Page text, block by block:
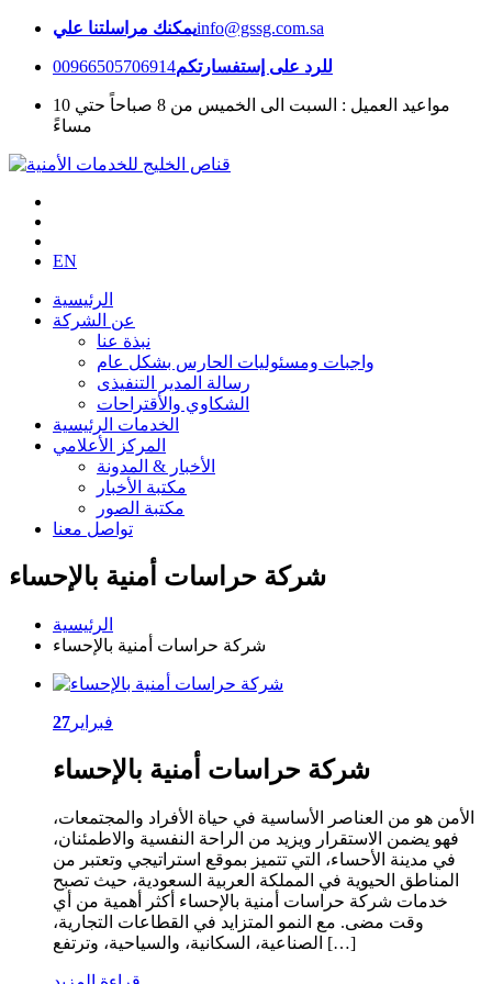
يمكنك مراسلتنا عليinfo@gssg.com.sa
للرد على إستفسارتكم00966505706914
مواعيد العميل : السبت الى الخميس من 8 صباحاً حتي 10
مساءً
EN
الرئيسية
عن الشركة
نبذة عنا
واجبات ومسئوليات الحارس بشكل عام
رسالة المدير التنفيذى
الشكاوي والأقتراحات
الخدمات الرئيسية
المركز الأعلامي
الأخبار & المدونة
مكتبة الأخبار
مكتبة الصور
تواصل معنا
شركة حراسات أمنية بالإحساء
الرئيسية
شركة حراسات أمنية بالإحساء
27 فبراير
شركة حراسات أمنية بالإحساء
الأمن هو من العناصر الأساسية في حياة الأفراد والمجتمعات،
فهو يضمن الاستقرار ويزيد من الراحة النفسية والاطمئنان،
في مدينة الأحساء، التي تتميز بموقع استراتيجي وتعتبر من
المناطق الحيوية في المملكة العربية السعودية، حيث تصبح
خدمات شركة حراسات أمنية بالإحساء أكثر أهمية من أي
وقت مضى. مع النمو المتزايد في القطاعات التجارية،
الصناعية، السكانية، والسياحية، وترتفع […]